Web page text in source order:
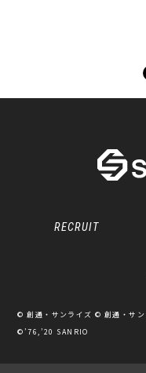
RECRUIT
© 創通・サンライズ © 創通・サ
©’76,’20 SANRIO